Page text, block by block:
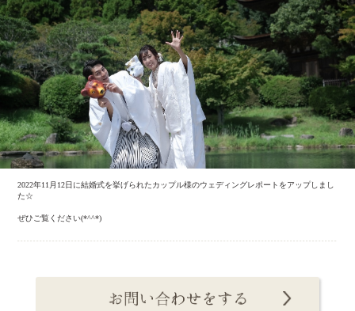
2022年11月12日に結婚式を挙げられたカップル様のウェディングレポートをアップしまし
た☆
ぜひご覧ください(*^^*)